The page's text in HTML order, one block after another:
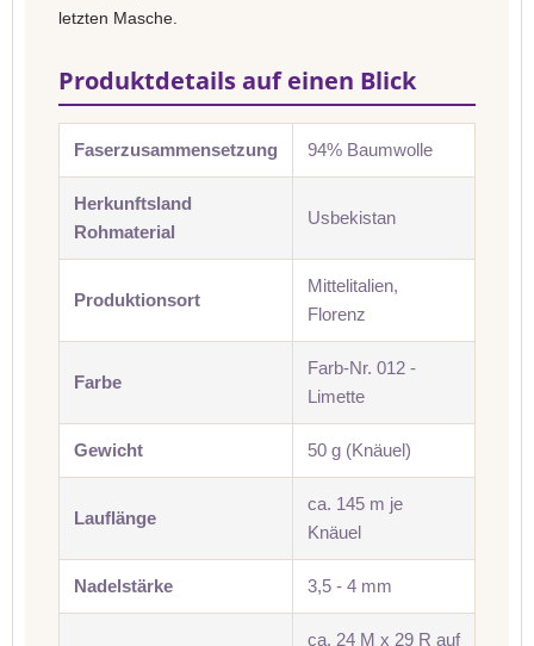
letzten Masche.
Produktdetails auf einen Blick
Faserzusammensetzung 94% Baumwolle
Herkunftsland
Rohmaterial
Usbekistan
Produktionsort
Mittelitalien,
Florenz
Farbe
Farb-Nr. 012 -
Limette
Gewicht 50 g (Knäuel)
Lauflänge
ca. 145 m je
Knäuel
Nadelstärke 3,5 - 4 mm
ca. 24 M x 29 R auf